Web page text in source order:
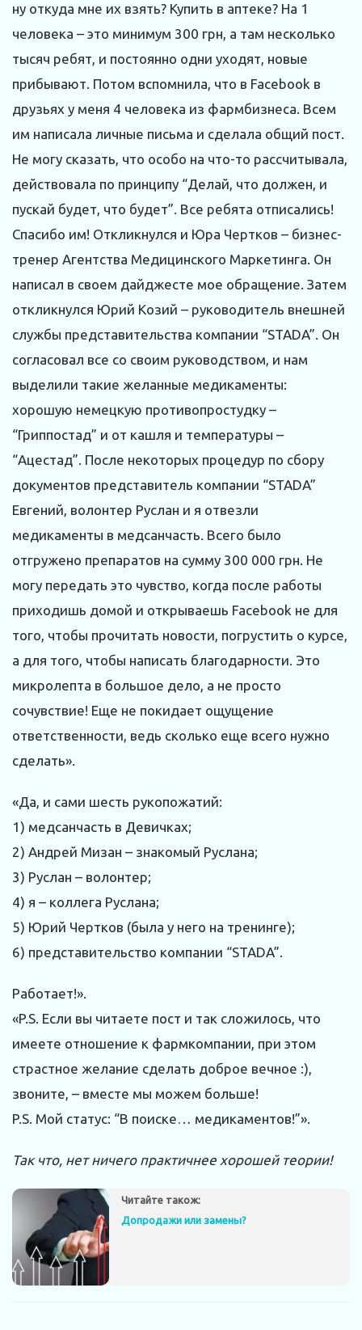
ну откуда мне их взять? Купить в аптеке? На 1
человека – это минимум 300 грн, а там несколько
тысяч ребят, и постоянно одни уходят, новые
прибывают. Потом вспомнила, что в Facebook в
друзьях у меня 4 человека из фармбизнеса. Всем
им написала личные письма и сделала общий пост.
Не могу сказать, что особо на что-то рассчитывала,
действовала по принципу “Делай, что должен, и
пускай будет, что будет”. Все ребята отписались!
Спасибо им! Откликнулся и Юра Чертков – бизнес-
тренер Агентства Медицинского Маркетинга. Он
написал в своем дайджесте мое обращение. Затем
откликнулся Юрий Козий – руководитель внешней
службы представительства компании “STADA”. Он
согласовал все со своим руководством, и нам
выделили такие желанные медикаменты:
хорошую немецкую противопростудку –
“Гриппостад” и от кашля и температуры –
“Ацестад”. После некоторых процедур по сбору
документов представитель компании “STADA”
Евгений, волонтер Руслан и я отвезли
медикаменты в медсанчасть. Всего было
отгружено препаратов на сумму 300 000 грн. Не
могу передать это чувство, когда после работы
приходишь домой и открываешь Facebook не для
того, чтобы прочитать новости, погрустить о курсе,
а для того, чтобы написать благодарности. Это
микролепта в большое дело, а не просто
сочувствие! Еще не покидает ощущение
ответственности, ведь сколько еще всего нужно
сделать».
«Да, и сами шесть рукопожатий:
1) медсанчасть в Девичках;
2) Андрей Мизан – знакомый Руслана;
3) Руслан – волонтер;
4) я – коллега Руслана;
5) Юрий Чертков (была у него на тренинге);
6) представительство компании “STADA”.
Работает!».
«P.S. Если вы читаете пост и так сложилось, что
имеете отношение к фармкомпании, при этом
страстное желание сделать доброе вечное :),
звоните, – вместе мы можем больше!
P.S. Мой статус: “В поиске… медикаментов!”».
Так что, нет ничего практичнее хорошей теории!
Читайте також:
Допродажи или замены?